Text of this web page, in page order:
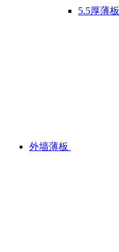
5.5厚薄板
外墙薄板